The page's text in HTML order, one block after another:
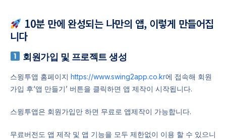
10분 만에 완성되는 나만의 앱, 이렇게 만들어집
니다
회원가입 및 프로젝트 생성
스윙투앱 홈페이지 https://www.swing2app.co.kr에 접속해 회원
가입 후‘앱 만들기’ 버튼을 클릭하면 앱 제작이 시작됩니다.
스윙투앱은 회원가입만 하면 무료로 앱제작이 가능합니다.
무료버전도 앱 제작 및 앱 기능을 모두 제한없이 이용 할 수 있으니